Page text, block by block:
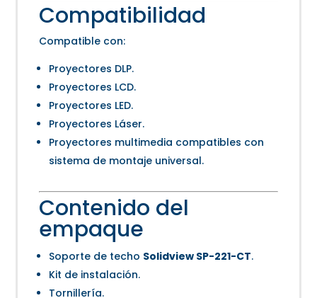
Compatibilidad
Compatible con:
Proyectores DLP.
Proyectores LCD.
Proyectores LED.
Proyectores Láser.
Proyectores multimedia compatibles con
sistema de montaje universal.
Contenido del
empaque
Soporte de techo Solidview SP-221-CT.
Kit de instalación.
Tornillería.